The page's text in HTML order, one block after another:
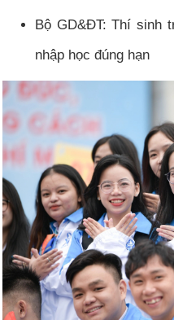
Bộ GD&ĐT: Thí sinh
nhập học đúng hạn